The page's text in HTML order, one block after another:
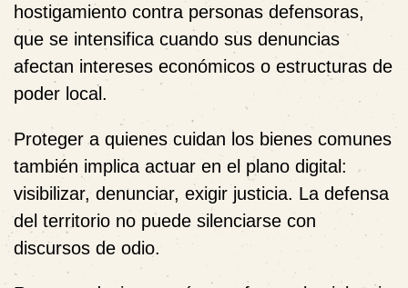
hostigamiento contra personas defensoras,
que se intensifica cuando sus denuncias
afectan intereses económicos o estructuras de
poder local.
Proteger a quienes cuidan los bienes comunes
también implica actuar en el plano digital:
visibilizar, denunciar, exigir justicia. La defensa
del territorio no puede silenciarse con
discursos de odio.